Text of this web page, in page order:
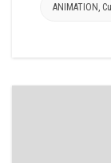
ANIMATION ,